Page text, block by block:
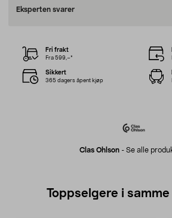
Eksperten svarer
Clas Ohlson- Se alle
Fri frakt
Fra 599,–*
Sikkert
365 dagers åpent kjøp
Toppselgere i